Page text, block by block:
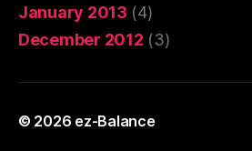
January 2013 (4)
December 2012 (3)
© 2026 ez-Balance